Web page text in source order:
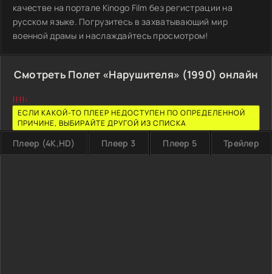
качестве на портале Kinogo Film без регистрации на
русском языке. Погрузитесь в захватывающий мир
военной драмы и наслаждайтесь просмотром!
Смотреть Полет «Нарушителя» (1990) онлайн
!!!!:
ЕСЛИ КАКОЙ-ТО ПЛЕЕР НЕДОСТУПЕН ПО ОПРЕДЕЛЕННОЙ
ПРИЧИНЕ, ВЫБИРАЙТЕ ДРУГОЙ ИЗ СПИСКА
Плеер (4K,HD) Плеер 3 Плеер 5 Трейлер